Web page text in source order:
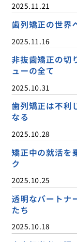
2025.11.21
歯列矯正の世界
2025.11.16
非抜歯矯正の切
ューの全て
2025.10.31
歯列矯正は不利
なる
2025.10.28
矯正中の就活を
ク
2025.10.25
透明なパートナ
たち
2025.10.18